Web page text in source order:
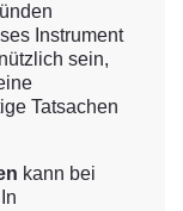
Instrument
sein,
Tatsachen
kann bei